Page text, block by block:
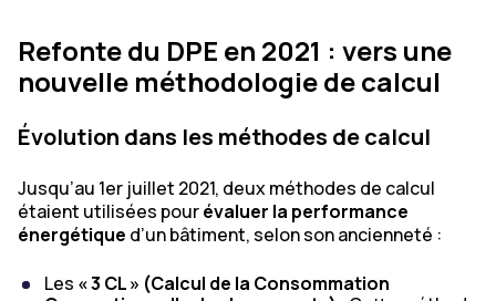
Refonte du DPE en 2021 : vers une
nouvelle méthodologie de calcul
Évolution dans les méthodes de calcul
Jusqu’au 1er juillet 2021, deux méthodes de calcul
étaient utilisées pourévaluer la performance
énergétique d’un bâtiment, selon son ancienneté :
Les « 3 CL » (Calcul de la Consommation